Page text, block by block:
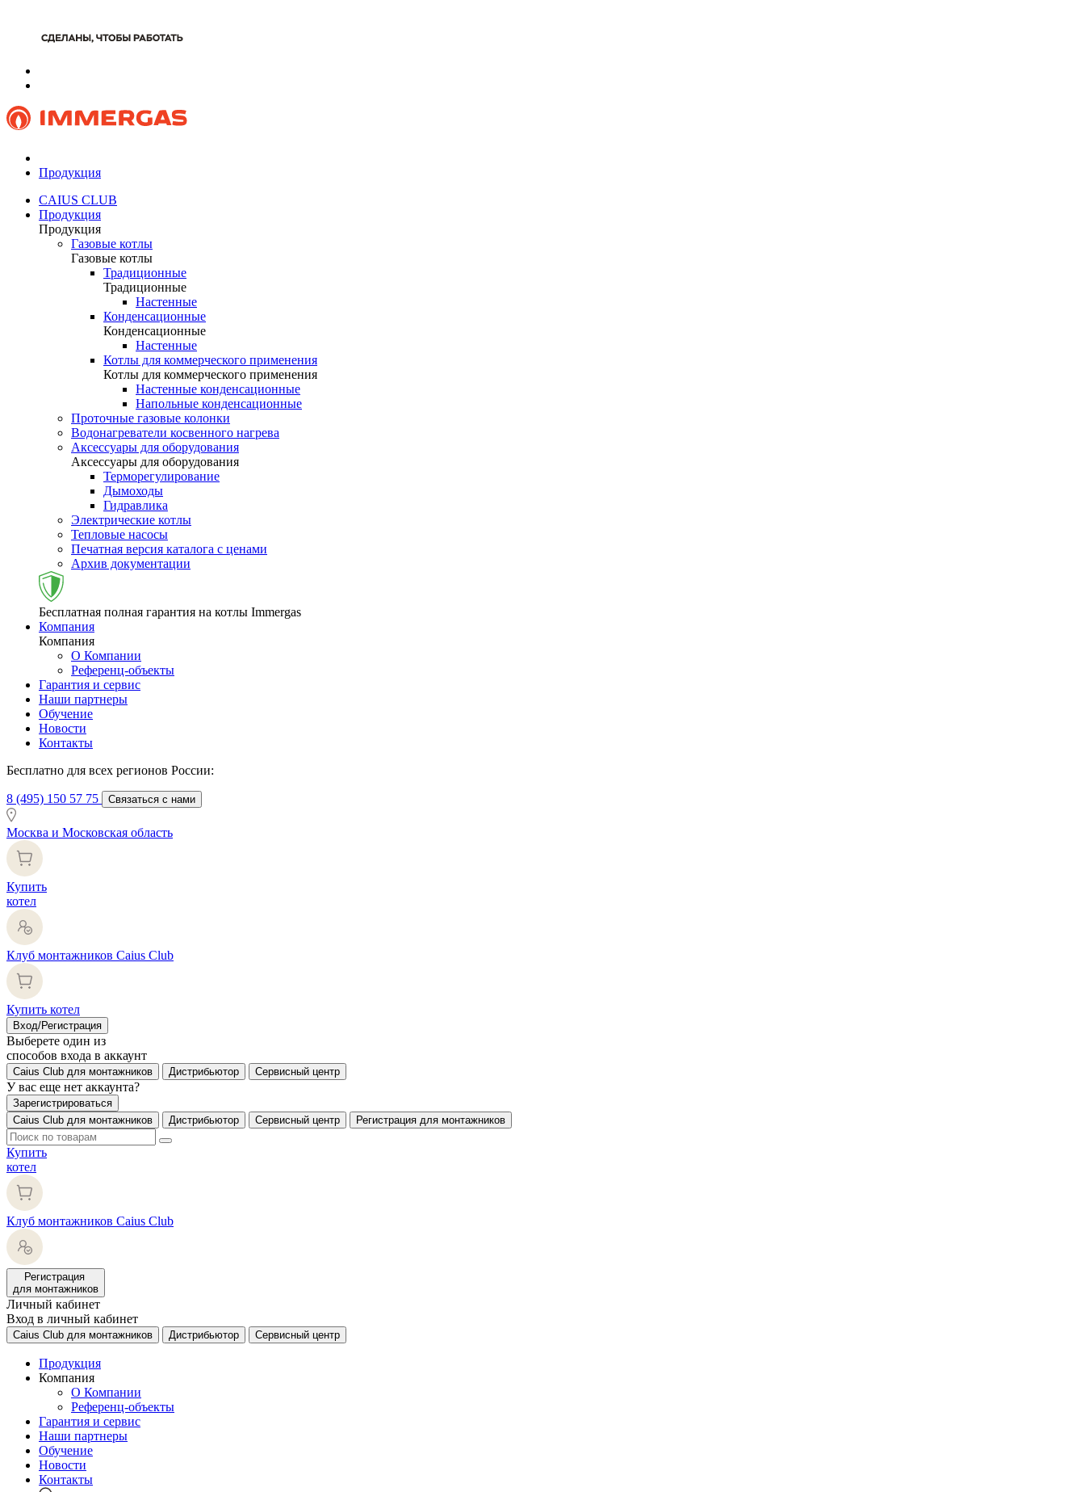
Продукция
CAIUS CLUB
Продукция
Продукция
Газовые котлы
Газовые котлы
Традиционные
Традиционные
Настенные
Конденсационные
Конденсационные
Настенные
Котлы для коммерческого применения
Котлы для коммерческого применения
Настенные конденсационные
Напольные конденсационные
Проточные газовые колонки
Водонагреватели косвенного нагрева
Аксессуары для оборудования
Аксессуары для оборудования
Терморегулирование
Дымоходы
Гидравлика
Электрические котлы
Тепловые насосы
Печатная версия каталога с ценами
Архив документации
Бесплатная полная гарантия на котлы Immergas
Компания
Компания
О Компании
Референц-объекты
Гарантия и сервис
Наши партнеры
Обучение
Новости
Контакты
Бесплатно для всех регионов России:
8 (495) 150 57 75 Связаться с нами
Москва и Московская область
Купить
котел
Клуб монтажников Caius Club
Купить котел
Вход/Регистрация
Выберете один из
способов входа в аккаунт
Caius Club для монтажников Дистрибьютор Сервисный центр
У вас еще нет аккаунта?
Зарегистрироваться
Caius Club для монтажников
Дистрибьютор Сервисный центр Регистрация для монтажников
Купить
котел
Клуб монтажников Caius Club
Регистрация
для монтажников
Личный кабинет
Вход в личный кабинет
Caius Club для монтажников Дистрибьютор Сервисный центр
Продукция
Компания
О Компании
Референц-объекты
Гарантия и сервис
Наши партнеры
Обучение
Новости
Контакты